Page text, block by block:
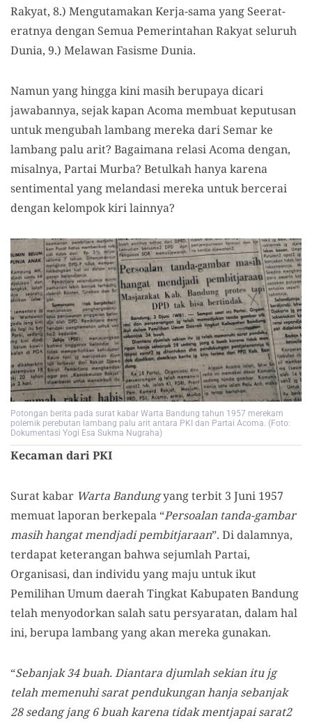
Rakyat, 8.) Mengutamakan Kerja-sama yang Seerat-
eratnya dengan Semua Pemerintahan Rakyat seluruh
Dunia, 9.) Melawan Fasisme Dunia.
Namun yang hingga kini masih berupaya dicari
jawabannya, sejak kapan Acoma membuat keputusan
untuk mengubah lambang mereka dari Semar ke
lambang palu arit? Bagaimana relasi Acoma dengan,
misalnya, Partai Murba? Betulkah hanya karena
sentimental yang melandasi mereka untuk bercerai
dengan kelompok kiri lainnya?
Potongan berita pada surat kabar Warta Bandung tahun 1957 merekam
polemik perebutan lambang palu arit antara PKI dan Partai Acoma. (Foto:
Dokumentasi Yogi Esa Sukma Nugraha)
Kecaman dari PKI
Surat kabar Warta Bandungyang terbit 3 Juni 1957
memuat laporan berkepala “Persoalan tanda-gambar
masih hangat mendjadi pembitjaraan”. Di dalamnya,
terdapat keterangan bahwa sejumlah Partai,
Organisasi, dan individu yang maju untuk ikut
Pemilihan Umum daerah Tingkat Kabupaten Bandung
telah menyodorkan salah satu persyaratan, dalam hal
ini, berupa lambang yang akan mereka gunakan.
“Sebanjak 34 buah. Diantara djumlah sekian itu jg
telah memenuhi sarat pendukungan hanja sebanjak
28 sedang jang 6 buah karena tidak mentjapai sarat2